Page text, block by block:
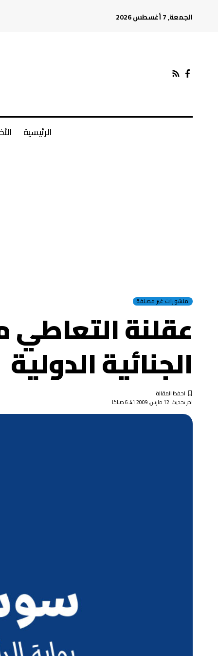
الجمعة, 7 أغسطس 2026
الرئيسية
منشورات غير مصنفة
عقلنة
الجنائية الدولية
اخر تحديث: 12 مارس, 2009 6:41 صباحًا